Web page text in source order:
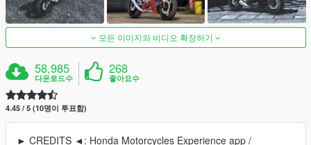
모든 이미지와 비디오 확장하기
58,985
다운로드수
268
좋아요수
4.45 / 5 (10명이 투표함)
► CREDITS ◄: Honda Motorcycles Experience app /